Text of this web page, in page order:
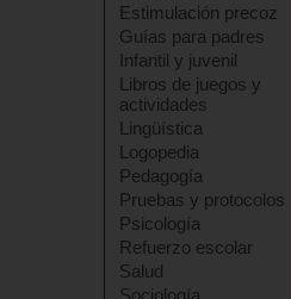
Estimulación precoz
Guías para padres
Infantil y juvenil
Libros de juegos y
actividades
Lingüística
Logopedia
Pedagogía
Pruebas y protocolos
Psicología
Refuerzo escolar
Salud
Sociología